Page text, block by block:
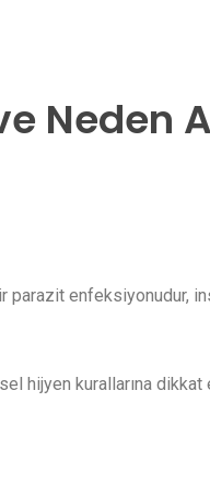
Neden
enfeksiyonudur,
hijyen kurallarına